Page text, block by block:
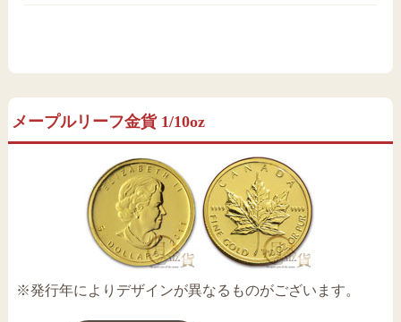
メープルリーフ金貨 1/10oz
※発行年によりデザインが異なるものがございます。